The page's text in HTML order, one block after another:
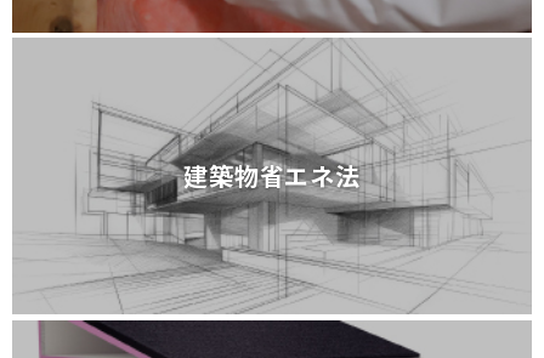
建築物省エネ法
建築物省エネ法